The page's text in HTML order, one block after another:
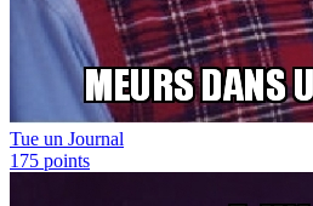
Tue un Journal
175 points